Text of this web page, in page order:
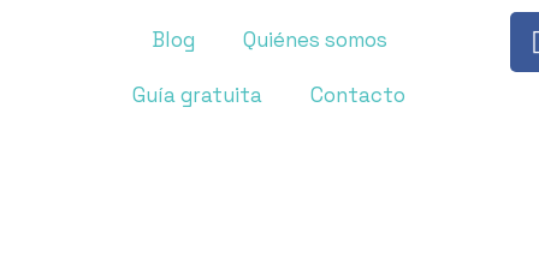
Blog Quiénes somos
Guía gratuita Contacto